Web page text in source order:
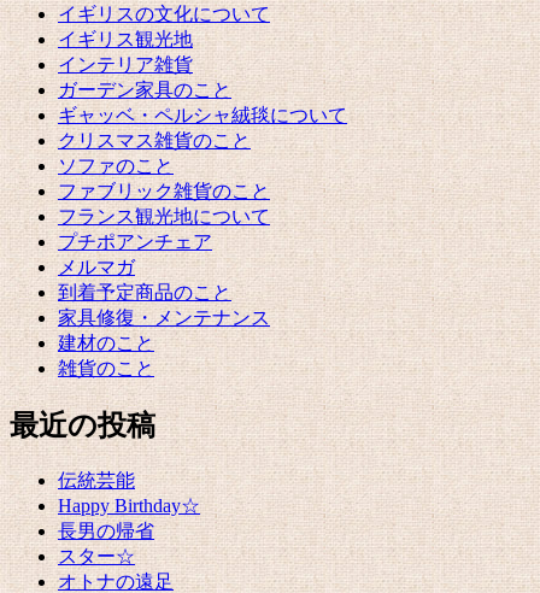
イギリスの文化について
イギリス観光地
インテリア雑貨
ガーデン家具のこと
ギャッベ・ペルシャ絨毯について
クリスマス雑貨のこと
ソファのこと
ファブリック雑貨のこと
フランス観光地について
プチポアンチェア
メルマガ
到着予定商品のこと
家具修復・メンテナンス
建材のこと
雑貨のこと
最近の投稿
伝統芸能
Happy Birthday☆
長男の帰省
スター☆
オトナの遠足